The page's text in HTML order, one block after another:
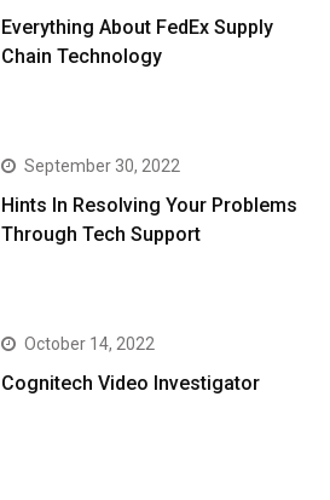
Everything About FedEx Supply
Chain Technology
September 30, 2022
Hints In Resolving Your Problems
Through Tech Support
October 14, 2022
Cognitech Video Investigator